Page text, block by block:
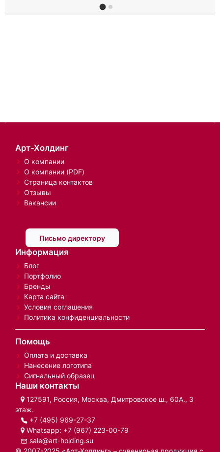
Арт-Холдинг
О компании
О компании (PDF)
Страница контактов
Отзывы
Вакансии
Письмо директору
Информация
Блог
Портфолио
Бренды
Карта сайта
Условия соглашения
Политика конфиденциальности
Помощь
Оплата и доставка
Нанесение логотипа
Сигнальный образец
Наши контакты
127591, Россия, Москва, Дмитровское ш., 60А., 3
этаж.
+7 (495) 969-27-37
Whatsapp: +7 (967) 223-00-79
sale@art-holding.su